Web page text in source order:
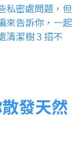
私密處問題，但
來告訴你，一起
清潔樹３招不
發天然